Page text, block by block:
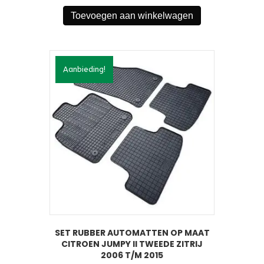
was:
€39,95.
is:
€19,95.
Toevoegen aan winkelwagen
Aanbieding!
SET RUBBER AUTOMATTEN OP MAAT
CITROEN JUMPY II TWEEDE ZITRIJ
2006 T/M 2015